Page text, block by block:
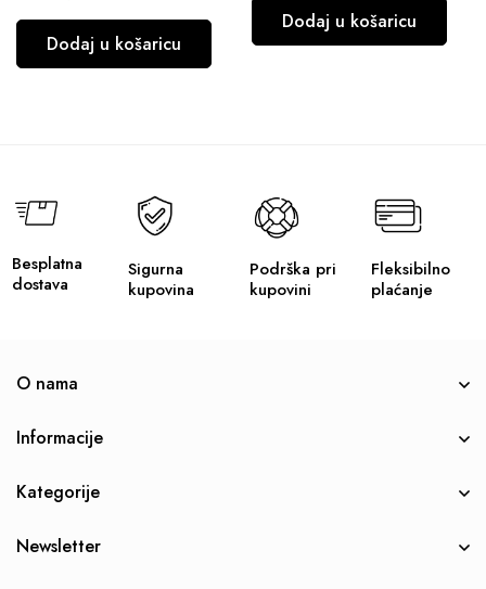
Dodaj u košaricu
Dodaj u košaricu
Besplatna
dostava
Sigurna
kupovina
Podrška pri
kupovini
Fleksibilno
plaćanje
O nama
Informacije
Kategorije
Newsletter